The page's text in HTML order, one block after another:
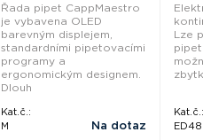
Řada pipet CappMaestro
je vybavena OLED
barevným displejem,
standardními pipetovacími
programy a
ergonomickým designem.
Dlouh
Kat.č.:
M
Na dotaz
Lze
Kat.č.: